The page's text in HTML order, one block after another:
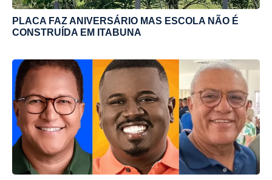
PLACA FAZ ANIVERSÁRIO MAS ESCOLA NÃO É
CONSTRUÍDA EM ITABUNA